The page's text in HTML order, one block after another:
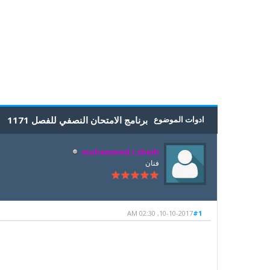
ادوات الموضوع برنامج الامتحان النصفي للفصل 1171
mohammed.i.sbeih
فنان
#1
10-10-2017, 02:30 AM